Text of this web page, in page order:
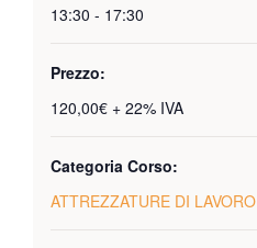
13:30 - 17:30
Prezzo:
120,00€ + 22% IVA
Categoria Corso:
ATTREZZATURE DI LAVORO